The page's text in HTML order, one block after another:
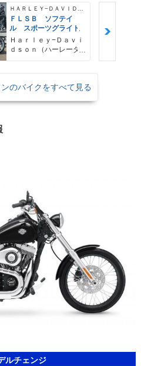
ＦＬＳＢ ソフテイ
ル スポーツグライド
Ｈａｒｌｅｙ−Ｄａｖｉ
ｄｓｏｎ（ハーレーダ
のバイクをすべて見る
ルチェンジ